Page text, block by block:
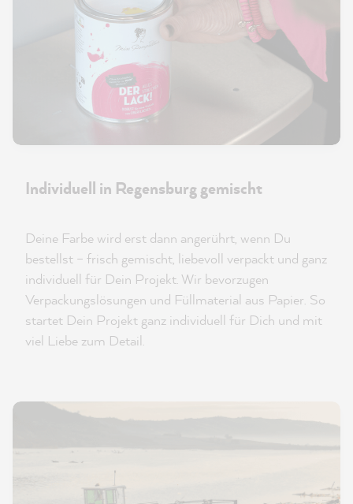
Individuell in Regensburg gemischt
Deine Farbe wird erst dann angerührt, wenn Du
bestellst – frisch gemischt, liebevoll verpackt und ganz
individuell für Dein Projekt. Wir bevorzugen
Verpackungslösungen und Füllmaterial aus Papier. So
startet Dein Projekt ganz individuell für Dich und mit
viel Liebe zum Detail.